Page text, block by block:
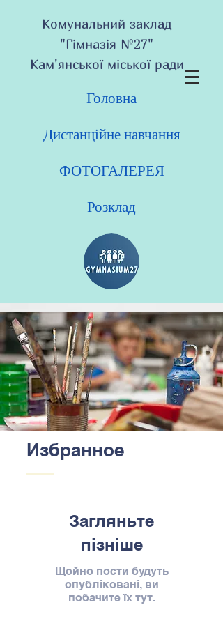
Комунальний заклад
"Гімназія №27"
Кам'янської міської ради
Головна
Дистанційне навчання
ФОТОГАЛЕРЕЯ
Розклад
Избранное
Загляньте
пізніше
Щойно пости будуть
опубліковані, ви
побачите їх тут.